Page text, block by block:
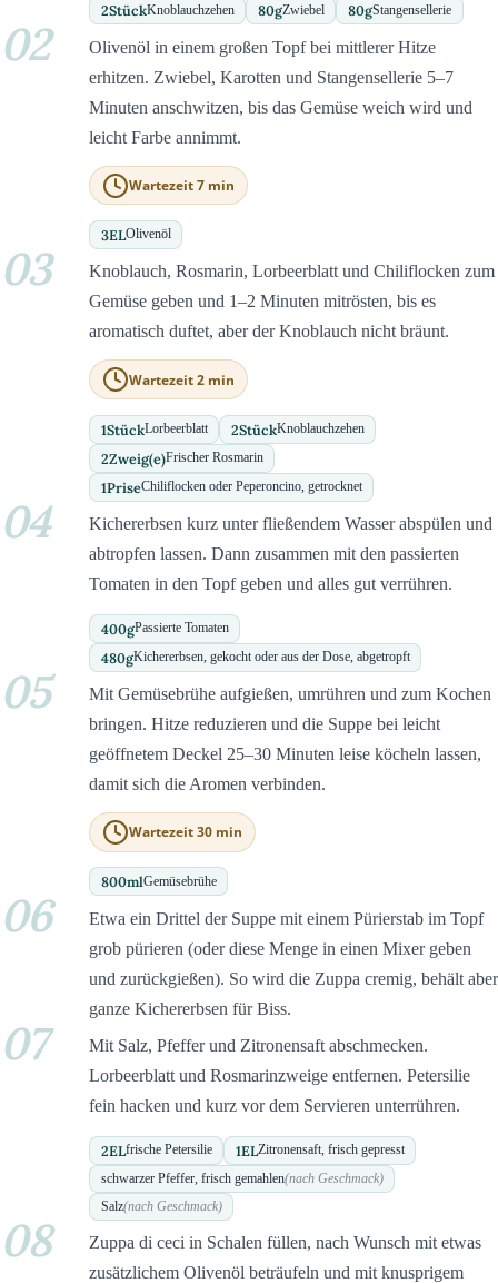
2StückKnoblauchzehen 80gZwiebel 80gStangensellerie
02
Olivenöl in einem großen Topf bei mittlerer Hitze
erhitzen. Zwiebel, Karotten und Stangensellerie 5–7
Minuten anschwitzen, bis das Gemüse weich wird und
leicht Farbe annimmt.
Wartezeit 7 min
3ELOlivenöl
03
Knoblauch, Rosmarin, Lorbeerblatt und Chiliflocken zum
Gemüse geben und 1–2 Minuten mitrösten, bis es
aromatisch duftet, aber der Knoblauch nicht bräunt.
Wartezeit 2 min
1StückLorbeerblatt 2StückKnoblauchzehen
2Zweig(e)Frischer Rosmarin
1PriseChiliflocken oder Peperoncino, getrocknet
04
Kichererbsen kurz unter fließendem Wasser abspülen und
abtropfen lassen. Dann zusammen mit den passierten
Tomaten in den Topf geben und alles gut verrühren.
400gPassierte Tomaten
480gKichererbsen, gekocht oder aus der Dose, abgetropft
05
Mit Gemüsebrühe aufgießen, umrühren und zum Kochen
bringen. Hitze reduzieren und die Suppe bei leicht
geöffnetem Deckel 25–30 Minuten leise köcheln lassen,
damit sich die Aromen verbinden.
Wartezeit 30 min
800mlGemüsebrühe
06
Etwa ein Drittel der Suppe mit einem Pürierstab im Topf
grob pürieren (oder diese Menge in einen Mixer geben
und zurückgießen). So wird die Zuppa cremig, behält aber
ganze Kichererbsen für Biss.
07
Mit Salz, Pfeffer und Zitronensaft abschmecken.
Lorbeerblatt und Rosmarinzweige entfernen. Petersilie
fein hacken und kurz vor dem Servieren unterrühren.
2ELfrische Petersilie 1ELZitronensaft, frisch gepresst
schwarzer Pfeffer, frisch gemahlen(nach Geschmack)
Salz(nach Geschmack)
08
Zuppa di ceci in Schalen füllen, nach Wunsch mit etwas
zusätzlichem Olivenöl beträufeln und mit knusprigem